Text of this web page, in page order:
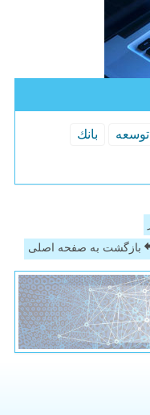
توسعه
بانك
بازگشت به صفحه اصلی